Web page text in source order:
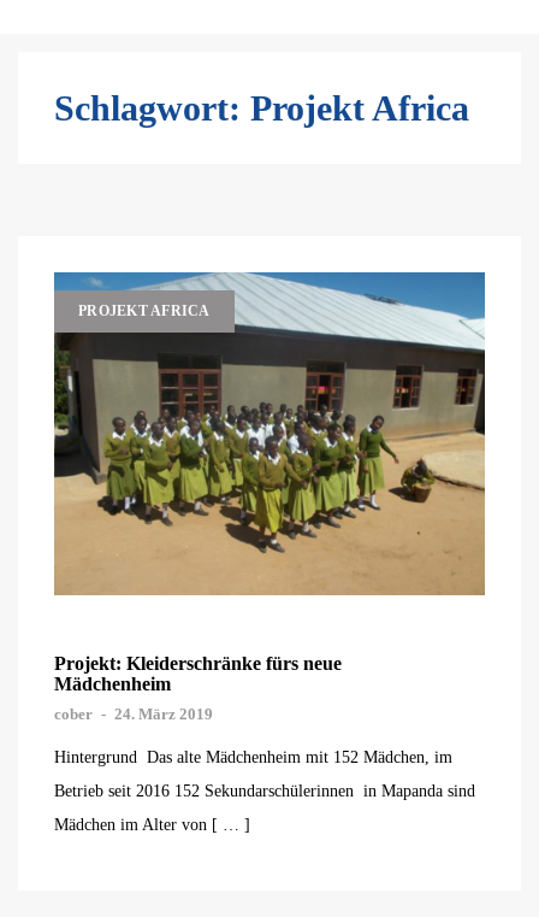
Schlagwort: Projekt Africa
PROJEKT AFRICA
Projekt: Kleiderschränke fürs neue
Mädchenheim
cober - 24. März 2019
Hintergrund Das alte Mädchenheim mit 152 Mädchen, im
Betrieb seit 2016 152 Sekundarschülerinnen in Mapanda sind
Mädchen im Alter von [ … ]